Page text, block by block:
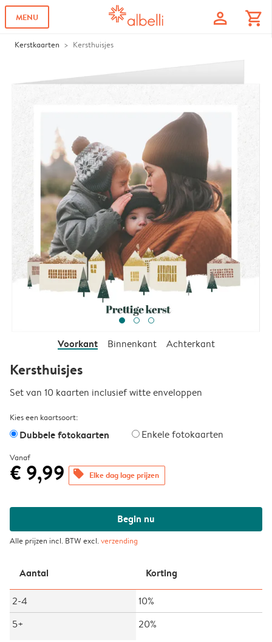
MENU profile shopping_cart
Kerstkaarten Kersthuisjes
Voorkant Binnenkant Achterkant
Kersthuisjes
Set van 10 kaarten inclusief witte enveloppen
Kies een kaartsoort:
Dubbele fotokaarten Enkele fotokaarten
Vanaf
€ 9,99 offers Elke dag lage prijzen
Begin nu
Alle prijzen incl. BTW excl.verzending
Aantal Korting
2-4
10%
5+
20%